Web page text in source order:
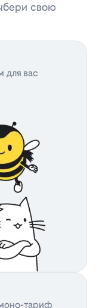
свою
для вас
тариф